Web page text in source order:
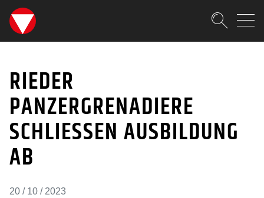
SKIPLINKS
RIEDER
RIEDER
PANZERGRENADIERE
SCHLIESSEN AUSBILDUNG A
B
20 / 10 / 2023